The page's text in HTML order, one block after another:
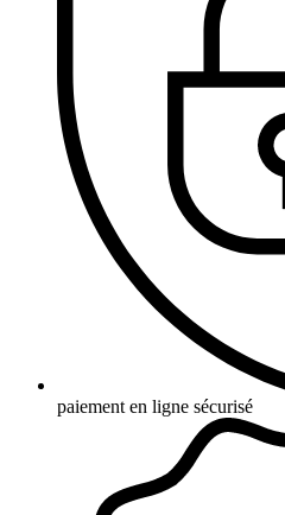
paiement en ligne sécurisé